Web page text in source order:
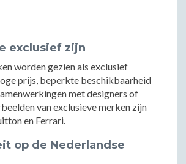
exclusief zijn
worden gezien als exclusief
prijs, beperkte beschikbaarheid
met designers of
van exclusieve merken zijn
en Ferrari.
op de Nederlandse